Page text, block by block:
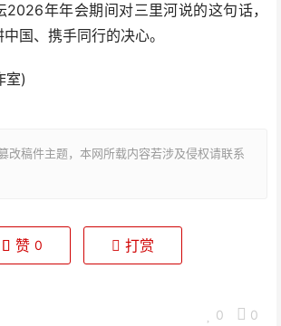
2026年年会期间对三里河说的这句话，
国、携手同行的决心。
)
改稿件主题，本网所载内容若涉及侵权请联系
赞 0 打赏
0 0